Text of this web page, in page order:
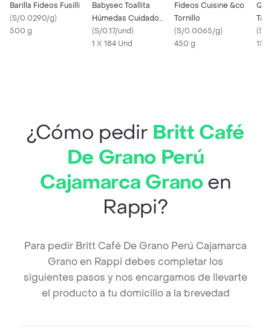
Barilla Fideos Fusilli
(S/0.0290/g)
500 g
Babysec Toallita
Húmedas Cuidado
Sensible
(S/0.17/und)
1 X 184 Und
Fideos Cuisine &co
Tornillo
(S/0.0065/g)
450 g
(S/
¿Cómo pedir Britt Café
De Grano Perú
Cajamarca Granoen
Rappi?
Para pedir Britt Café De Grano Perú Cajamarca
Grano en Rappi debes completar los
siguientes pasos y nos encargamos de llevarte
el producto a tu domicilio a la brevedad